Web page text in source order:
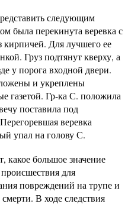
следующим
была перекинута веревка с
кирпичей. Для лучшего ее
Груз подтянут кверху, а
у порога входной двери.
и укреплены
газетой. Гр-ка С. положила
поставила под
Перегоревшая веревка
упал на голову С.
какое большое значение
для
повреждений на трупе и
В ходе следствия